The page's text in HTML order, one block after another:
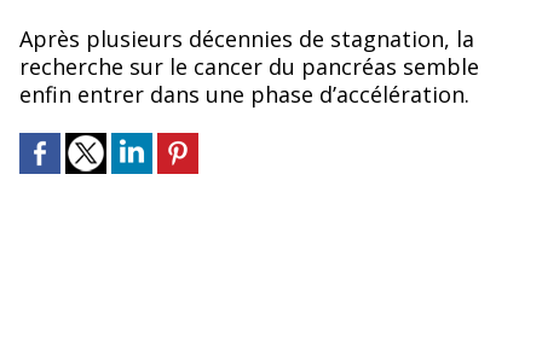
Après plusieurs décennies de stagnation, la
recherche sur le cancer du pancréas semble
enfin entrer dans une phase d’accélération.